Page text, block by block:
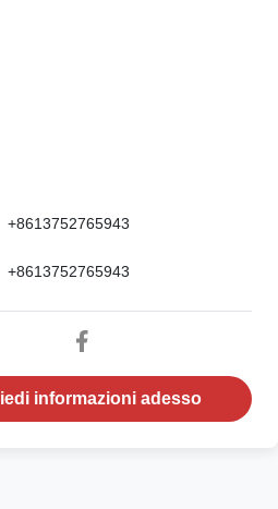
+8613752765943
+8613752765943
informazioni adesso